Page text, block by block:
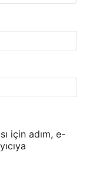
için adım, e-